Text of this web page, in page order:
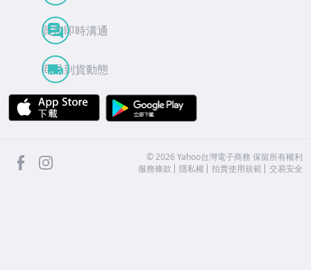
買賣即時溝通
商品到貨動態
APP Store
facebook ©2026 Yahoo台灣電子商務 保留所有權利
服務條款
隱私權 拍賣使用規範 交易安全